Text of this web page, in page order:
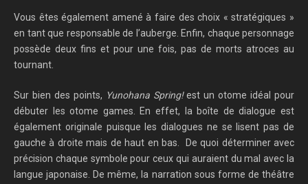
Vous êtes également amené à faire des choix « stratégiques »
en tant que responsable de l’auberge. Enfin, chaque personnage
possède deux fins et pour une fois, pas de morts atroces au
tournant.
Sur bien des points, Yunohana Spring!est un otome idéal pour
débuter les otome games. En effet, la boîte de dialogue est
également originale puisque les dialogues ne se lisent pas de
gauche à droite mais de haut en bas. De quoi déterminer avec
précision chaque symbole pour ceux qui auraient du mal avec la
langue japonaise. De même, la narration sous forme de théâtre